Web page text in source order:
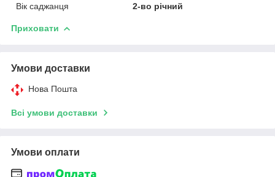
Вік саджанця
2-во річний
Приховати
Умови доставки
Нова Пошта
Всі умови доставки
Умови оплати